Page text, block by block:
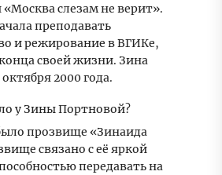
«Москва слезам не верит».
преподавать
и режирование в ВГИКе,
своей жизни. Зина
2000 года.
у Зины Портновой?
прозвище «Зинаида
связано с её яркой
передавать на